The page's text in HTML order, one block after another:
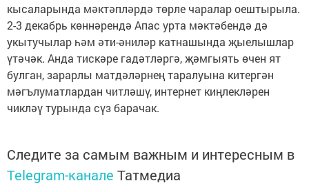
кысаларында мәктәпләрдә төрле чаралар оештырыла.
2-3 декабрь көннәрендә Апас урта мәктәбендә дә
укытучылар һәм әти-әниләр катнашында җыелышлар
үтәчәк. Анда тискәре гадәтләргә, җәмгыять өчен ят
булган, зарарлы матдәләрнең таралуына китергән
мәгълуматлардан читләшү, интернет киңлекләрен
чикләү турында сүз барачак.
Следите за самым важным и интересным в
Telegram-канале Татмедиа